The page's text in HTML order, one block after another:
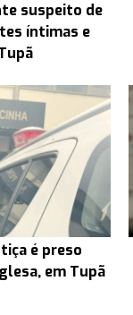
suspeito de
íntimas e
é preso
em Tupã